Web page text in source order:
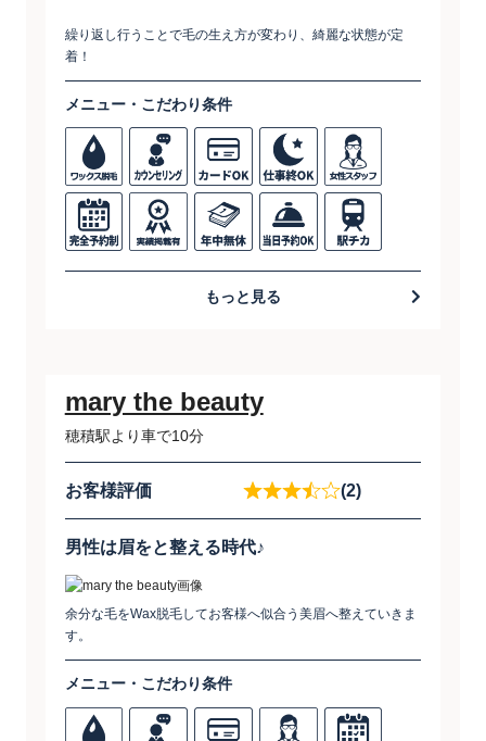
繰り返し行うことで毛の生え方が変わり、綺麗な状態が定
着！
メニュー・こだわり条件
もっと見る
mary the beauty
穂積駅より車で10分
お客様評価 (2)
男性は眉をと整える時代♪
余分な毛をWax脱毛してお客様へ似合う美眉へ整えていきま
す。
メニュー・こだわり条件